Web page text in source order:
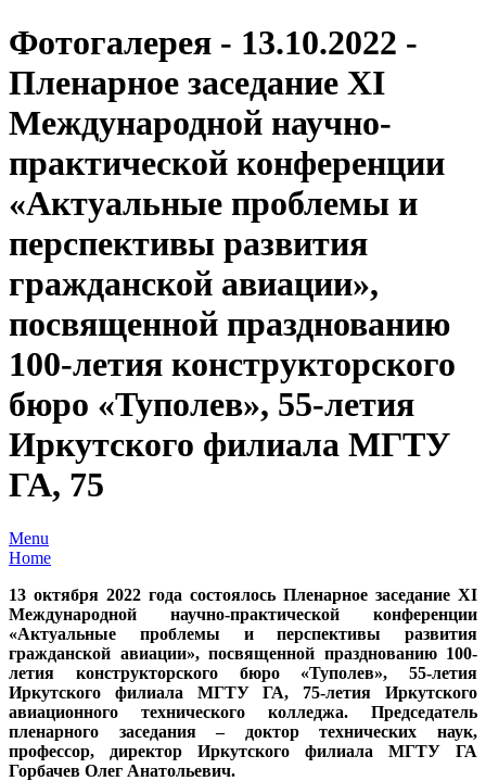
Фотогалерея - 13.10.2022 -
Пленарное заседание XI
Международной научно-
практической конференции
«Актуальные проблемы и
перспективы развития
гражданской авиации»,
посвященной празднованию
100-летия конструкторского
бюро «Туполев», 55-летия
Иркутского филиала МГТУ
ГА, 75
Menu
Home
13 октября 2022 года состоялось Пленарное заседание XI
Международной научно-практической конференции
«Актуальные проблемы и перспективы развития
гражданской авиации», посвященной празднованию 100-
летия конструкторского бюро «Туполев», 55-летия
Иркутского филиала МГТУ ГА, 75-летия Иркутского
авиационного технического колледжа. Председатель
пленарного заседания – доктор технических наук,
профессор, директор Иркутского филиала МГТУ ГА
Горбачев Олег Анатольевич.